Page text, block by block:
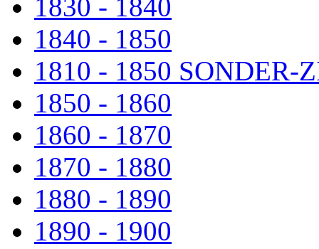
1830 - 1840
1840 - 1850
1810 - 1850 SONDER-
1850 - 1860
1860 - 1870
1870 - 1880
1880 - 1890
1890 - 1900